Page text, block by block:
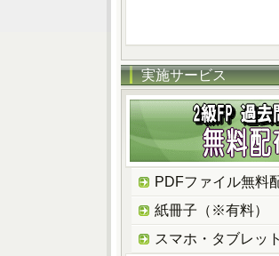
実施サービス
PDFファイル無料
紙冊子（※有料）
スマホ・タブレッ